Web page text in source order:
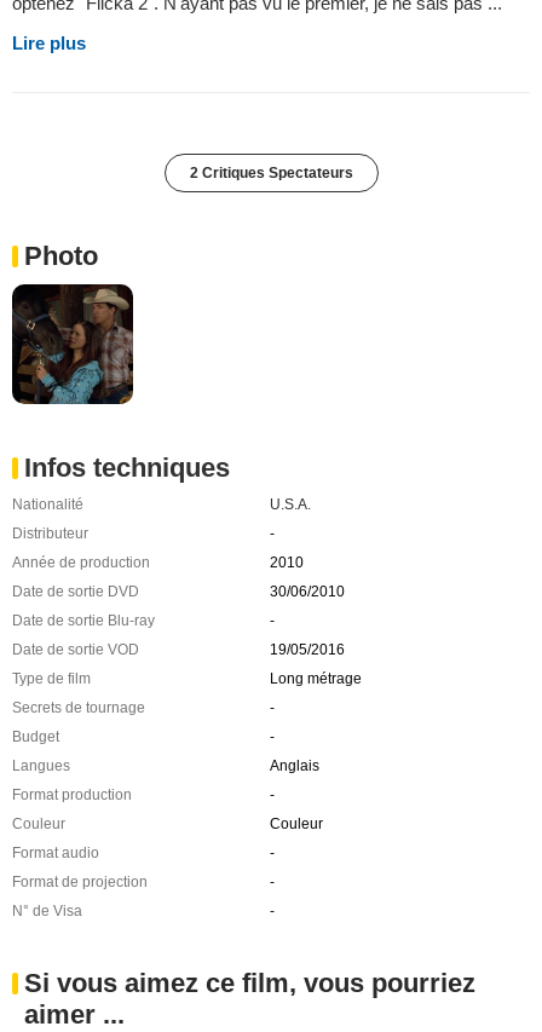
Lire plus
2 Critiques Spectateurs
Photo
Infos techniques
Nationalité
U.S.A.
Distributeur
-
Année de production
2010
Date de sortie DVD
30/06/2010
Date de sortie Blu-ray
-
Date de sortie VOD
19/05/2016
Type de film
Long métrage
Secrets de tournage
-
Budget
-
Langues
Anglais
Format production
-
Couleur
Couleur
Format audio
-
Format de projection
-
N° de Visa
-
Si vous aimez ce film, vous pourriez
aimer ...